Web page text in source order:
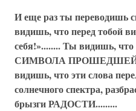
И еще раз ты переводишь
видишь, что перед тобой
себя!»........ Ты видишь, что
СИМВОЛА ПРОШЕДШЕЙ
видишь, что эти слова
солнечного спектра,
брызги РАДОСТИ.........